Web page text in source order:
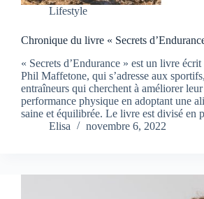
Lifestyle
Chronique du livre « Secrets
« Secrets d’Endurance » est un livre
Phil Maffetone, qui s’adresse aux
entraîneurs qui cherchent à améliorer leur
performance physique en adoptant une
saine et équilibrée. Le livre est divisé en
Elisa
novembre 6, 2022